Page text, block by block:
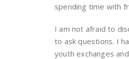
spending time with
I am not afraid to
to ask questions. I
youth exchanges